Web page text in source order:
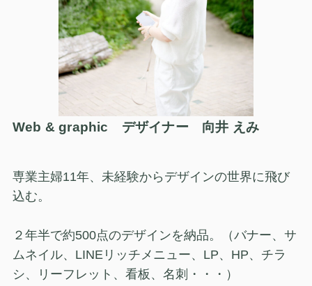
Web & graphic デザイナー 向井 えみ
専業主婦11年、未経験からデザインの世界に飛び
込む。
２年半で約500点のデザインを納品。（バナー、サ
ムネイル、LINEリッチメニュー、LP、HP、チラ
シ、リーフレット、看板、名刺・・・）